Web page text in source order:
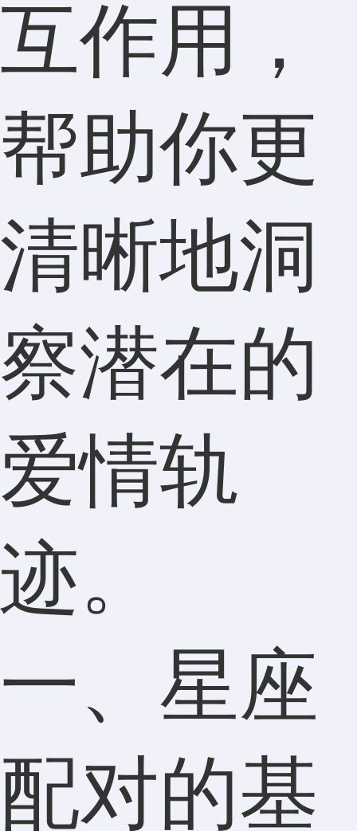
互作用，
帮助你更
清晰地洞
察潜在的
爱情轨
迹。
一、星座
配对的基